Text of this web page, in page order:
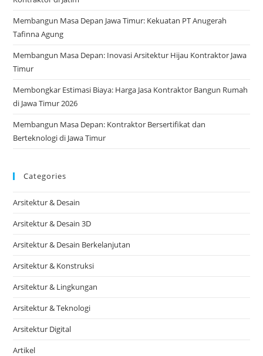
Membangun Masa Depan Jawa Timur: Kekuatan PT Anugerah
Tafinna Agung
Membangun Masa Depan: Inovasi Arsitektur Hijau Kontraktor Jawa
Timur
Membongkar Estimasi Biaya: Harga Jasa Kontraktor Bangun Rumah
di Jawa Timur 2026
Membangun Masa Depan: Kontraktor Bersertifikat dan
Berteknologi di Jawa Timur
Categories
Arsitektur & Desain
Arsitektur & Desain 3D
Arsitektur & Desain Berkelanjutan
Arsitektur & Konstruksi
Arsitektur & Lingkungan
Arsitektur & Teknologi
Arsitektur Digital
Artikel